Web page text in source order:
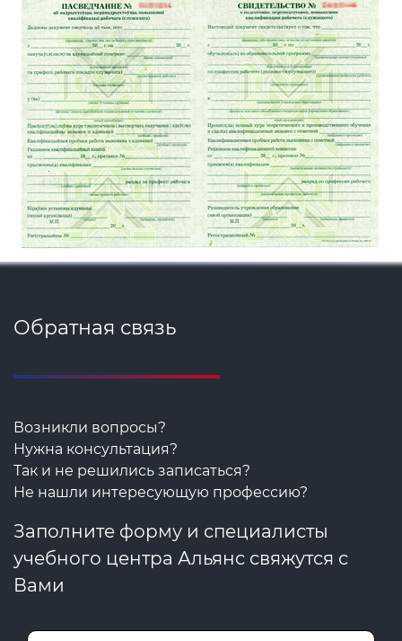
Обратная связь
Возникли вопросы?
Нужна консультация?
Так и не решились записаться?
Не нашли интересующую профессию?
Заполните форму и специалисты
учебного центра Альянс свяжутся с
Вами